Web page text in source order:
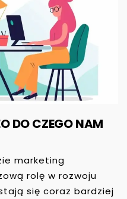
DO CZEGO NAM
marketing
rolę w rozwoju
się coraz bardziej